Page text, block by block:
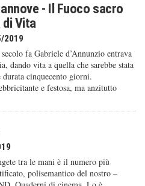
- Il Fuoco sacro
di Vita
2019
fa Gabriele d’Annunzio entrava
dando vita a quella che sarebbe stata
cinquecento giorni.
e festosa, ma anzitutto
tra le mani è il numero più
polisemantico del nostro –